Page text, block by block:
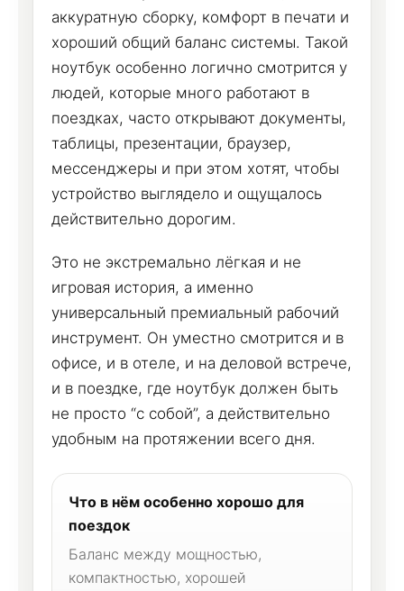
аккуратную сборку, комфорт в печати и
хороший общий баланс системы. Такой
ноутбук особенно логично смотрится у
людей, которые много работают в
поездках, часто открывают документы,
таблицы, презентации, браузер,
мессенджеры и при этом хотят, чтобы
устройство выглядело и ощущалось
действительно дорогим.
Это не экстремально лёгкая и не
игровая история, а именно
универсальный премиальный рабочий
инструмент. Он уместно смотрится и в
офисе, и в отеле, и на деловой встрече,
и в поездке, где ноутбук должен быть
не просто “с собой”, а действительно
удобным на протяжении всего дня.
Что в нём особенно хорошо для
поездок
Баланс между мощностью,
компактностью, хорошей